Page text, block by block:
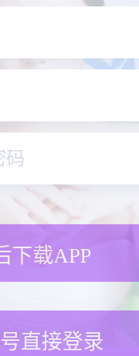
下载APP
直接登录